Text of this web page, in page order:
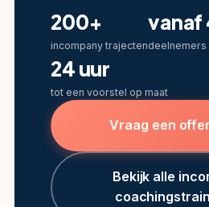
200+
incompany trajecten
vanaf
24 uur
tot een voorstel op maat
Vraag een
Bekijk alle